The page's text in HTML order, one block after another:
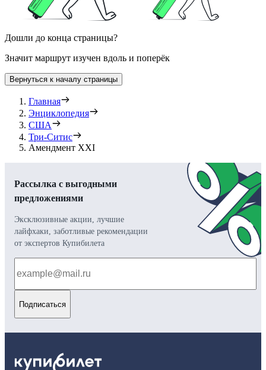
Дошли до конца страницы?
Значит маршрут изучен вдоль и поперёк
Вернуться к началу страницы
Главная
Энциклопедия
США
Три-Ситис
Амендмент XXI
Рассылка с выгодными
предложениями
Эксклюзивные акции, лучшие
лайфхаки, заботливые рекомендации
от экспертов Купибилета
Подписаться